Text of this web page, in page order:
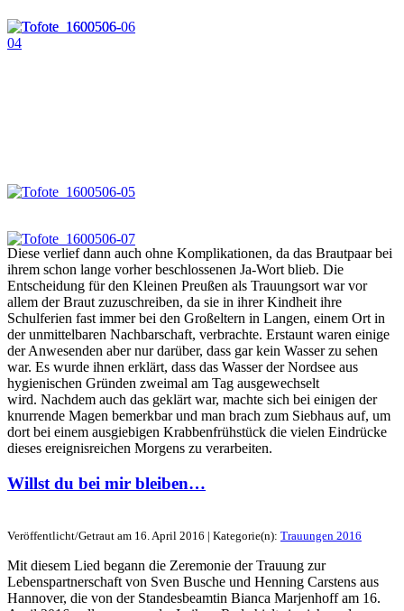
Diese verlief dann auch ohne Komplikationen, da das Brautpaar bei
ihrem schon lange vorher beschlossenen Ja-Wort blieb. Die
Entscheidung für den Kleinen Preußen als Trauungsort war vor
allem der Braut zuzuschreiben, da sie in ihrer Kindheit ihre
Schulferien fast immer bei den Großeltern in Langen, einem Ort in
der unmittelbaren Nachbarschaft, verbrachte. Erstaunt waren einige
der Anwesenden aber nur darüber, dass gar kein Wasser zu sehen
war. Es wurde ihnen erklärt, dass das Wasser der Nordsee aus
hygienischen Gründen zweimal am Tag ausgewechselt
wird. Nachdem auch das geklärt war, machte sich bei einigen der
knurrende Magen bemerkbar und man brach zum Siebhaus auf, um
dort bei einem ausgiebigen Krabbenfrühstück die vielen Eindrücke
dieses ereignisreichen Morgens zu verarbeiten.
Willst du bei mir bleiben…
Veröffentlicht/Getraut am 16. April 2016 | Kategorie(n): Trauungen 2016
Mit diesem Lied begann die Zeremonie der Trauung zur
Lebenspartnerschaft von Sven Busche und Henning Carstens aus
Hannover, die von der Standesbeamtin Bianca Marjenhoff am 16.